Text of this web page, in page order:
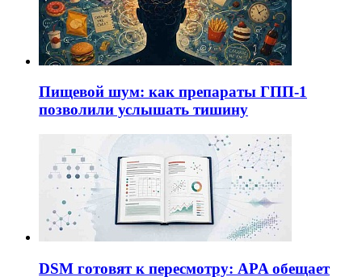
Пищевой шум: как препараты ГПП-1
позволили услышать тишину
DSM готовят к пересмотру: APA обещает